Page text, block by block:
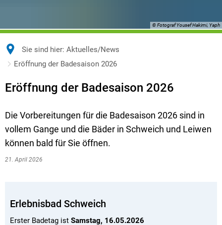
© Fotograf Yousef Hakimi, Yaph
Sie sind hier: Aktuelles/News
Eröffnung der Badesaison 2026
Eröffnung der Badesaison 2026
Die Vorbereitungen für die Badesaison 2026 sind in
vollem Gange und die Bäder in Schweich und Leiwen
können bald für Sie öffnen.
21. April 2026
Erlebnisbad Schweich
Erster Badetag ist Samstag, 16.05.2026